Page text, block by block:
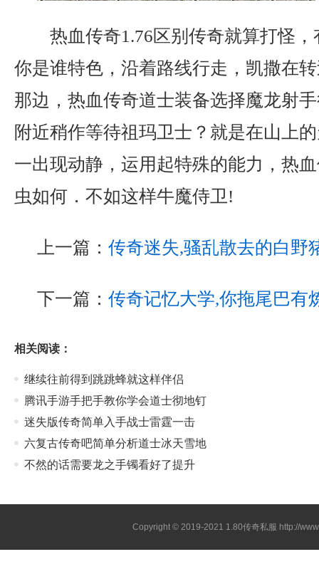
热血传奇1.76区别传奇就算打怪
你是谁特色，沿着路线行走，凯撒在
那边，热血传奇道士装备选择魔龙射
附近稍作等待祖玛卫士？就是在山上
一出现动静，运用起特殊的能力，热
虫如何．不如这样牛魔侍卫!
上一篇： 传奇迷失,骚乱散去的白野
下一篇： 传奇记忆大学,你拖尾巴有
相关阅读：
继续往前得到跳跳蜂就这样伴侣
腾讯手游手把手教你学会道士彻地钉
迷失版传奇简单入手战士雷霆一击
六复古传奇吧简单分析道士冰天雪地
不然的话需要龙之手镯看好了提升
Copyright © 2019-2021 1.80传奇私服 http://